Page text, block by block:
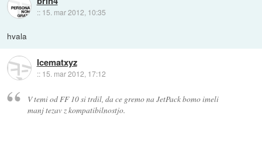
:: 15. mar 2012, 10:35
hvala
Icematxyz
:: 15. mar 2012, 17:12
V temi od FF 10 si trdil, da ce gremo na JetPack bomo imeli
manj tezav z kompatibilnostjo.